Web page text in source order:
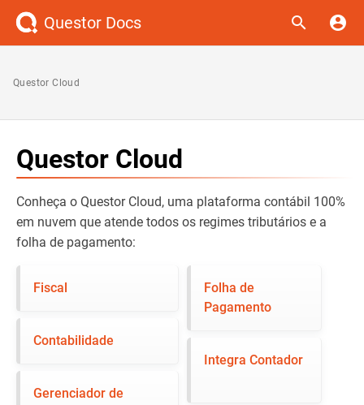
Questor Docs
Questor Cloud
Questor Cloud
Conheça o Questor Cloud, uma plataforma contábil 100%
em nuvem que atende todos os regimes tributários e a
folha de pagamento:
Fiscal
Contabilidade
Gerenciador de
Folha de
Pagamento
Integra Contador